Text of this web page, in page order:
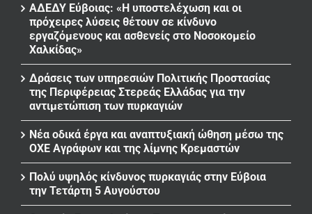
ΑΔΕΔΥ Εύβοιας: «Η υποστελέχωση και οι
πρόχειρες λύσεις θέτουν σε κίνδυνο
εργαζόμενους και ασθενείς στο Νοσοκομείο
Χαλκίδας»
Δράσεις των υπηρεσιών Πολιτικής Προστασίας
της Περιφέρειας Στερεάς Ελλάδας για την
αντιμετώπιση των πυρκαγιών
Νέα οδικά έργα και αναπτυξιακή ώθηση μέσω της
ΟΧΕ Αγράφων και της λίμνης Κρεμαστών
Πολύ υψηλός κίνδυνος πυρκαγιάς στην Εύβοια
την Τετάρτη 5 Αυγούστου